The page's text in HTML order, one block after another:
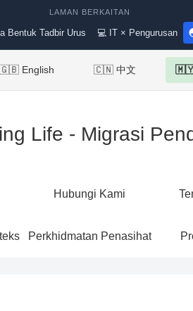
LAMAN BERKAITAN
Bentuk Tadbir Urus 💻 IT × Pengurusan
🇬🇧 English 🇨🇳 中文 🇲🇾
Life - Migrasi
Hubungi Kami
Perkhidmatan Penasihat